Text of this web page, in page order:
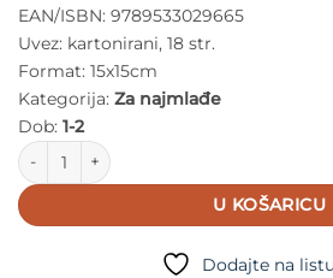
EAN/ISBN: 9789533029665
Uvez: kartonirani, 18 str.
Format: 15x15cm
Kategorija: Za najmlađe
Dob: 1-2
Dječja slikovnica ZABAVA NA ZRAKU
U KOŠARICU
Dodajte na